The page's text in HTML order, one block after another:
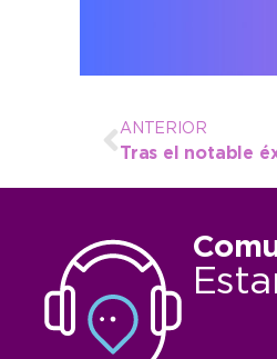
ANTERIOR